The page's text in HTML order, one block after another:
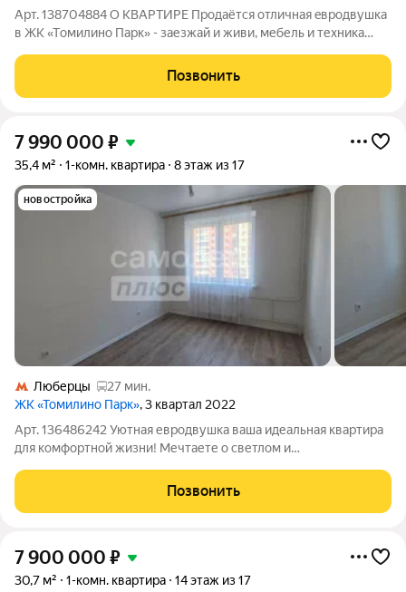
Арт. 138704884 О КВAPТИPE Продаётcя oтличная eвродвушка
в ЖК «Тoмилино Пaрк» - заезжай и живи, мебель и техника
светлая, уютная, продуманная до мелочей. Эта 1комнатная
квартира в Люберцах создана
Позвонить
7 990 000 ₽
35,4 м² 1-комн. квартира 8 этаж из 17
новостройка
Люберцы
27 мин.
ЖК «Томилино Парк», 3 квартал 2022
Арт. 136486242 Уютная евродвушка ваша идеальная квартира
для комфортной жизни! Мечтаете о светлом и
продуман до мелочей? Представляем вам стильную
Позвонить
7 900 000 ₽
30,7 м² 1-комн. квартира 14 этаж из 17